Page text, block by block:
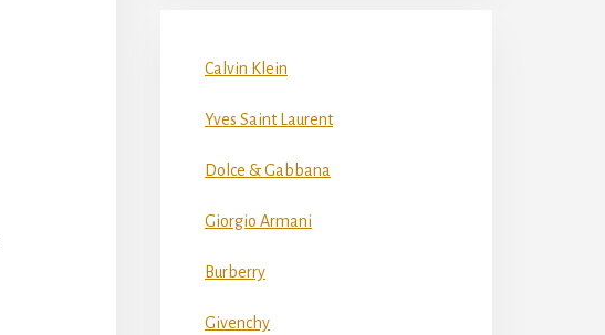
Calvin Klein
Yves Saint Laurent
Dolce & Gabbana
Giorgio Armani
Burberry
Givenchy